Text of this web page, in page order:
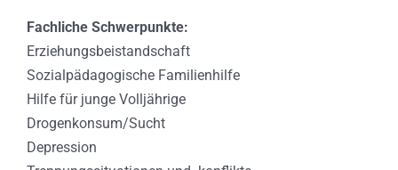
Fachliche Schwerpunkte:
Erziehungsbeistandschaft
Sozialpädagogische Familienhilfe
Hilfe für junge Volljährige
Drogenkonsum/Sucht
Depression